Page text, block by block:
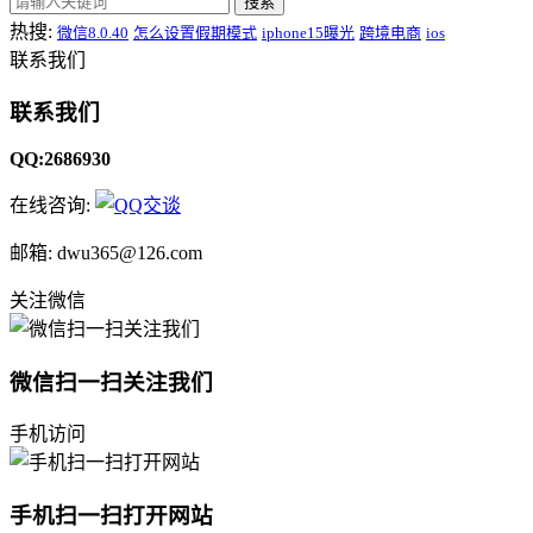
热搜: 微信8.0.40 怎么设置假期模式 iphone15曝光 跨境电商 ios
联系我们
联系我们
QQ:2686930
在线咨询:
邮箱: dwu365@126.com
关注微信
微信扫一扫关注我们
手机访问
手机扫一扫打开网站